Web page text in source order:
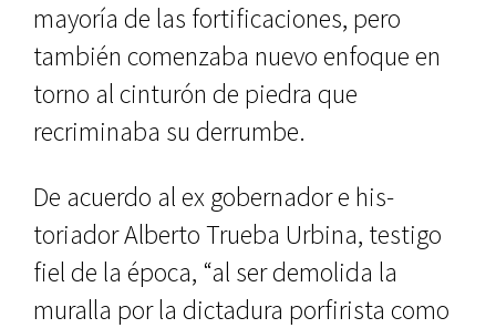
mayoría de las fortificaciones, pero
también comenzaba nuevo en­foque en
torno al cinturón de piedra que
recriminaba su derrumbe.
De acuerdo al ex gobernador e his­
toriador Alberto Trueba Urbina, tes­tigo
fiel de la época, “al ser demolida la
muralla por la dictadura porfirista como